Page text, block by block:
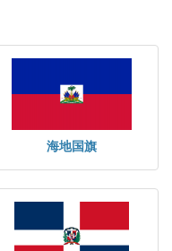
海地国旗